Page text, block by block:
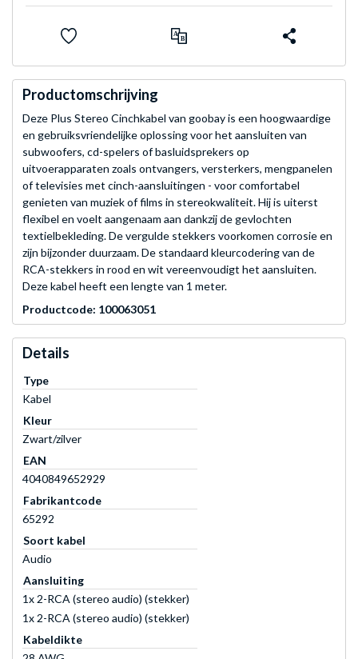
Productomschrijving
Deze Plus Stereo Cinchkabel van goobay is een hoogwaardige
en gebruiksvriendelijke oplossing voor het aansluiten van
subwoofers, cd-spelers of basluidsprekers op
uitvoerapparaten zoals ontvangers, versterkers, mengpanelen
of televisies met cinch-aansluitingen - voor comfortabel
genieten van muziek of films in stereokwaliteit. Hij is uiterst
flexibel en voelt aangenaam aan dankzij de gevlochten
textielbekleding. De vergulde stekkers voorkomen corrosie en
zijn bijzonder duurzaam. De standaard kleurcodering van de
RCA-stekkers in rood en wit vereenvoudigt het aansluiten.
Deze kabel heeft een lengte van 1 meter.
Productcode: 100063051
Details
Type
Kabel
Kleur
Zwart/zilver
EAN
4040849652929
Fabrikantcode
65292
Soort kabel
Audio
Aansluiting
1x 2-RCA (stereo audio) (stekker)
1x 2-RCA (stereo audio) (stekker)
Kabeldikte